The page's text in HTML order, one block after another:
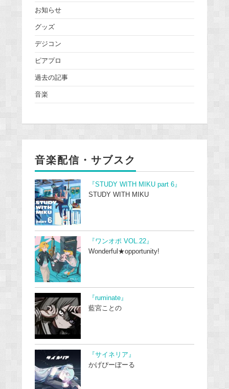
お知らせ
グッズ
デジコン
ピアプロ
過去の記事
音楽
音楽配信・サブスク
『STUDY WITH MIKU part 6』
STUDY WITH MIKU
『ワンオポ VOL.22』
Wonderful★opportunity!
『ruminate』
藍宮ことの
『サイネリア』
かげぴーぼーる